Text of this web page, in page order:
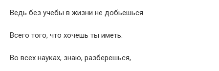
Ведь без учебы в жизни не добьешься
Всего того, что хочешь ты иметь.
Во всех науках, знаю, разберешься,